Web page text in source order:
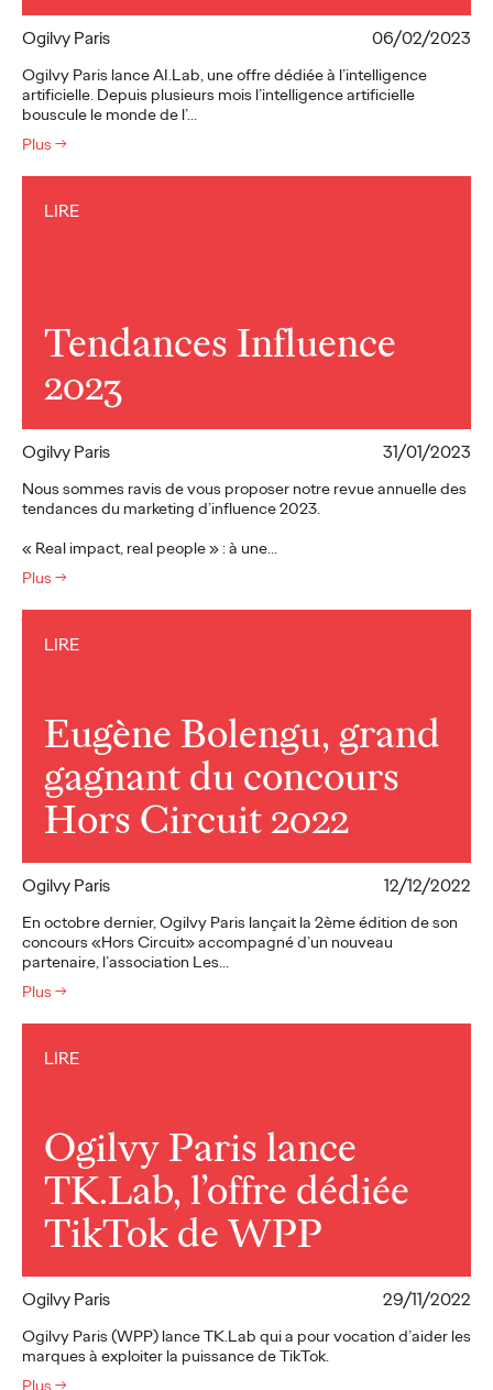
Ogilvy Paris 06/02/2023
Ogilvy Paris lance AI.Lab, une offre dédiée à l’intelligence
artificielle. Depuis plusieurs mois l’intelligence artificielle
bouscule le monde de l’…
Plus →
LIRE
Tendances Influence
2023
Ogilvy Paris 31/01/2023
Nous sommes ravis de vous proposer notre revue annuelle des
tendances du marketing d’influence 2023.
« Real impact, real people » : à une…
Plus →
LIRE
Eugène Bolengu, grand
gagnant du concours
Hors Circuit 2022
Ogilvy Paris 12/12/2022
En octobre dernier, Ogilvy Paris lançait la 2ème édition de son
concours «Hors Circuit» accompagné d’un nouveau
partenaire, l’association Les…
Plus →
LIRE
Ogilvy Paris lance
TK.Lab, l’offre dédiée
TikTok de WPP
Ogilvy Paris 29/11/2022
Ogilvy Paris (WPP) lance TK.Lab qui a pour vocation d’aider les
marques à exploiter la puissance de TikTok.